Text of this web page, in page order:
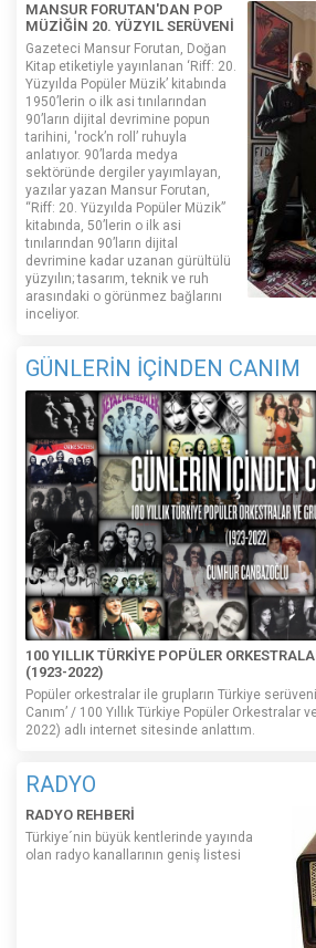
MANSUR FORUTAN'DAN POP
MÜZİĞİN 20. YÜZYIL SERÜVENİ
Gazeteci Mansur Forutan, Doğan
Kitap etiketiyle yayınlanan ‘Riff: 20.
Yüzyılda Popüler Müzik’ kitabında
1950’lerin o ilk asi tınılarından
90’ların dijital devrimine popun
tarihini, 'rock’n roll’ ruhuyla
anlatıyor. 90’larda medya
sektöründe dergiler yayımlayan,
yazılar yazan Mansur Forutan,
“Riff: 20. Yüzyılda Popüler Müzik”
kitabında, 50’lerin o ilk asi
tınılarından 90’ların dijital
devrimine kadar uzanan gürültülü
yüzyılın; tasarım, teknik ve ruh
arasındaki o görünmez bağlarını
inceliyor.
GÜNLERİN İÇİNDEN CANIM
100 YILLIK TÜRKİYE POPÜLER
(1923-2022)
Popüler orkestralar ile grupların Türkiye
Canım’ / 100 Yıllık Türkiye Popüler Orkestralar
2022) adlı internet sitesinde anlattım.
RADYO
RADYO REHBERİ
Türkiye´nin büyük kentlerinde yayında
olan radyo kanallarının geniş listesi